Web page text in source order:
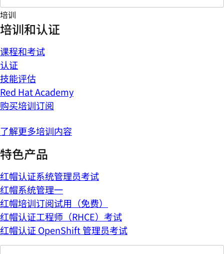
培训
培训和认证
课程和考试
认证
技能评估
Red Hat Academy
购买培训订阅
了解更多培训内容
特色产品
红帽认证系统管理员考试
红帽系统管理一
红帽培训订阅试用（免费）
红帽认证工程师（RHCE）考试
红帽认证 OpenShift 管理员考试